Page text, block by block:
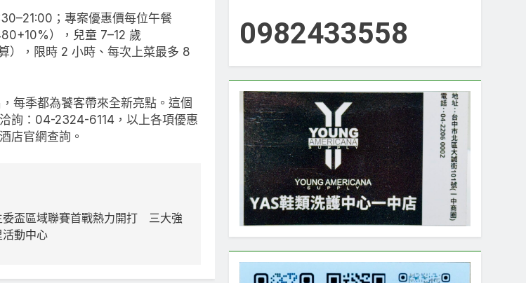
；專案優惠價每位午餐
），兒童 7–12 歲
，限時 2 小時、每次上菜最多 8
每季都為饕客帶來全新亮點。這個
詢：04-2324-6114，以上各項優惠
店官網查詢。
委盃區域聯賽首戰熱力開打 三大強
活動中心
0982433558